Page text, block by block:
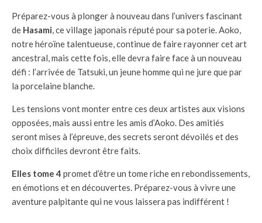
Préparez-vous à plonger à nouveau dans l’univers fascinant
de Hasami, ce village japonais réputé pour sa poterie. Aoko,
notre héroïne talentueuse, continue de faire rayonner cet art
ancestral, mais cette fois, elle devra faire face à un nouveau
défi : l’arrivée de Tatsuki, un jeune homme qui ne jure que par
la porcelaine blanche.
Les tensions vont monter entre ces deux artistes aux visions
opposées, mais aussi entre les amis d’Aoko. Des amitiés
seront mises à l’épreuve, des secrets seront dévoilés et des
choix difficiles devront être faits.
Elles tome 4 promet d’être un tome riche en rebondissements,
en émotions et en découvertes. Préparez-vous à vivre une
aventure palpitante qui ne vous laissera pas indifférent !